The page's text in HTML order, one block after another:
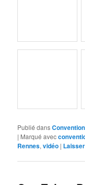
Publié dansConvention
| Marqué avec
Rennes,vidéo |